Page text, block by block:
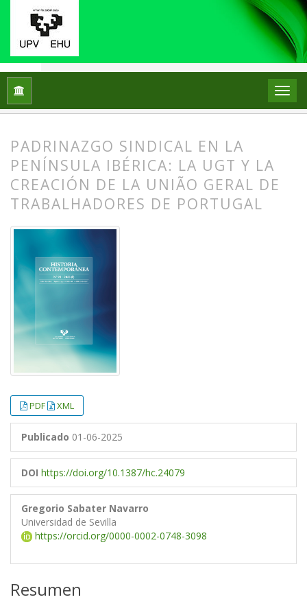
Inicio
PADRINAZGO SINDICAL EN LA
PENÍNSULA IBÉRICA: LA UGT Y LA
CREACIÓN DE LA UNIÃO GERAL DE
TRABALHADORES DE PORTUGAL
PDF XML
Publicado 01-06-2025
DOI https://doi.org/10.1387/hc.24079
Gregorio Sabater Navarro
Universidad de Sevilla
https://orcid.org/0000-0002-0748-3098
Resumen